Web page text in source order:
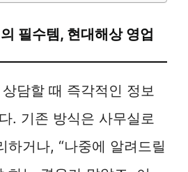
필수템, 현대해상 영업
담할 때 즉각적인 정보
. 기존 방식은 사무실로
하거나, “나중에 알려드릴